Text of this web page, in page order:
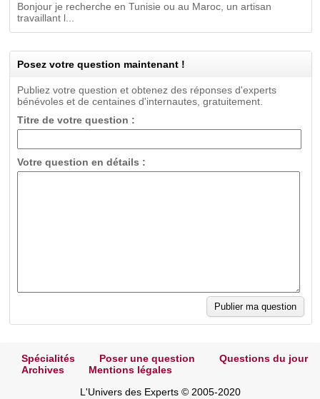
Bonjour je recherche en Tunisie ou au Maroc, un artisan
travaillant l...
Posez votre question maintenant !
Publiez votre question et obtenez des réponses d'experts
bénévoles et de centaines d'internautes, gratuitement.
Titre de votre question :
Votre question en détails :
Spécialités Poser une question
Questions du jour
Archives
Mentions légales
L'Univers des Experts © 2005-2020